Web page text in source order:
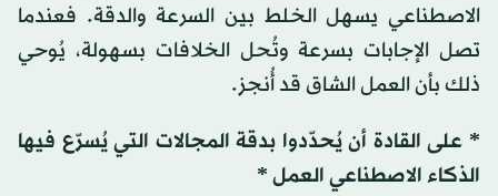
الاصطناعي يسهل الخلط بين السرعة والدقة. فعندما
تصل الإجابات بسرعة وتُحل الخلافات بسهولة، يُوحي
ذلك بأن العمل الشاق قد أُنجز.
* على القادة أن يُحدّدوا بدقة المجالات التي يُسرّع فيها
الذكاء الاصطناعي العمل *